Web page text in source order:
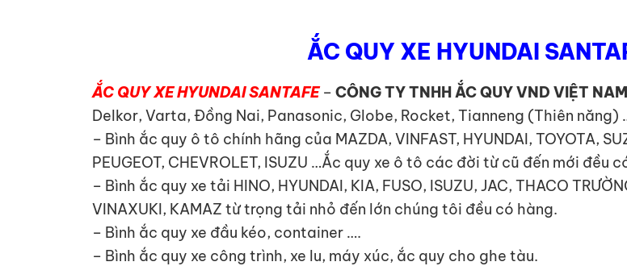
ẮC QUY XE HYUNDAI
ẮC QUY XE HYUNDAI SANTAFE– CÔNG TY TNHH ẮC QUY VND VIỆT NAM
Delkor, Varta, Đồng Nai, Panasonic, Globe, Rocket, Tianneng (Thiên
– Bình ắc quy ô tô chính hãng của MAZDA, VINFAST, HYUNDAI, TOYOTA,
PEUGEOT, CHEVROLET, ISUZU …Ắc quy xe ô tô các đời từ cũ đến mới đều
– Bình ắc quy xe tải HINO, HYUNDAI, KIA, FUSO, ISUZU, JAC, THACO
VINAXUKI, KAMAZ từ trọng tải nhỏ đến lớn chúng tôi đều có hàng.
– Bình ắc quy xe đầu kéo, container ….
– Bình ắc quy xe công trình, xe lu, máy xúc, ắc quy cho ghe tàu.